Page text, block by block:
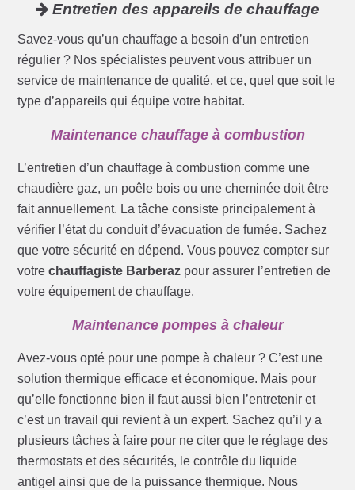
Entretien des appareils de chauffage
Savez-vous qu’un chauffage a besoin d’un entretien
régulier ? Nos spécialistes peuvent vous attribuer un
service de maintenance de qualité, et ce, quel que soit le
type d’appareils qui équipe votre habitat.
Maintenance chauffage à combustion
L’entretien d’un chauffage à combustion comme une
chaudière gaz, un poêle bois ou une cheminée doit être
fait annuellement. La tâche consiste principalement à
vérifier l’état du conduit d’évacuation de fumée. Sachez
que votre sécurité en dépend. Vous pouvez compter sur
votrechauffagiste Barberaz pour assurer l’entretien de
votre équipement de chauffage.
Maintenance pompes à chaleur
Avez-vous opté pour une pompe à chaleur ? C’est une
solution thermique efficace et économique. Mais pour
qu’elle fonctionne bien il faut aussi bien l’entretenir et
c’est un travail qui revient à un expert. Sachez qu’il y a
plusieurs tâches à faire pour ne citer que le réglage des
thermostats et des sécurités, le contrôle du liquide
antigel ainsi que de la puissance thermique. Nous